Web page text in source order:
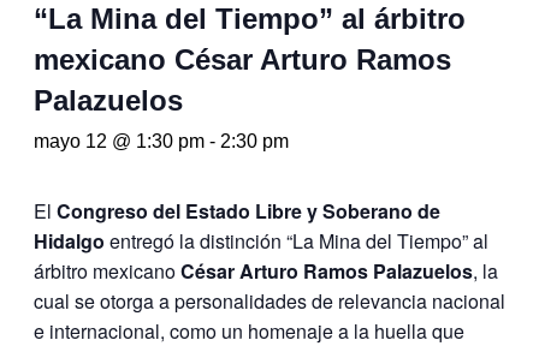
“La Mina del Tiempo” al árbitro
mexicano César Arturo Ramos
Palazuelos
mayo 12 @ 1:30 pm - 2:30 pm
El Congreso del Estado Libre y Soberano de
Hidalgo entregó la distinción “La Mina del Tiempo” al
árbitro mexicanoCésar Arturo Ramos Palazuelos, la
cual se otorga a personalidades de relevancia nacional
e internacional, como un homenaje a la huella que